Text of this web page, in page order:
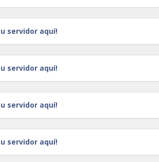
servidor aquí!
servidor aquí!
servidor aquí!
servidor aquí!